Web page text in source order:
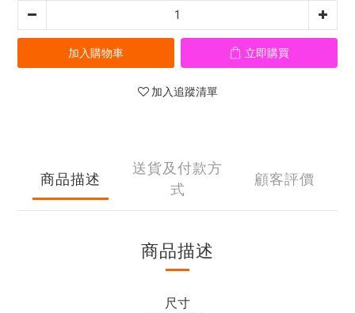
加入購物車 立即購買
加入追蹤清單
商品描述
送貨及付款方
式
顧客評價
商品描述
尺寸